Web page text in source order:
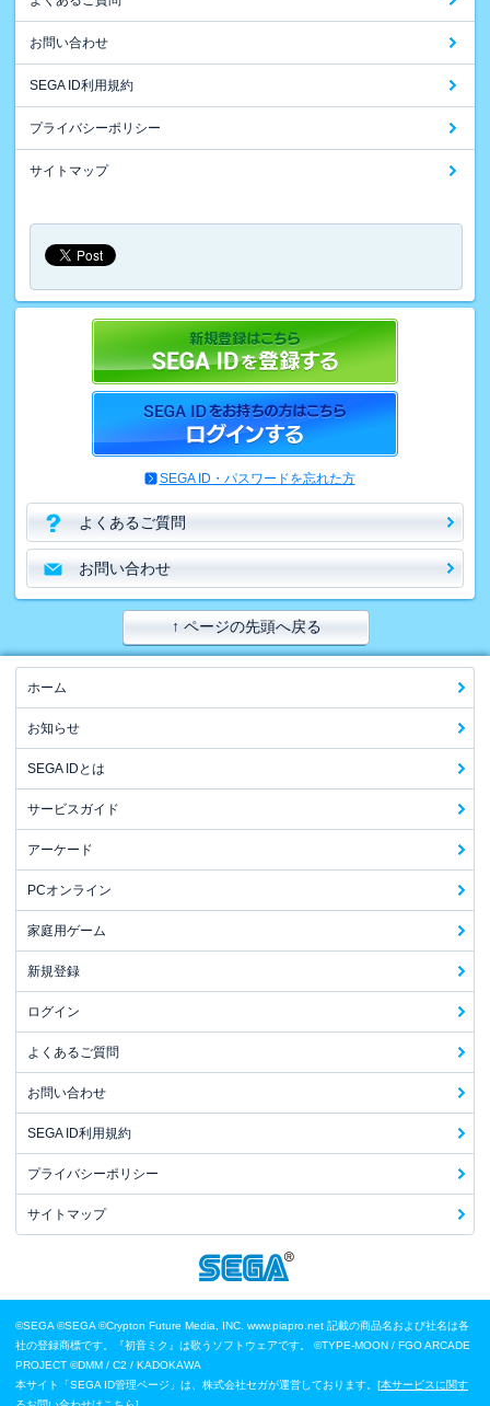
お問い合わせ
SEGA ID利用規約
プライバシーポリシー
サイトマップ
SEGA ID・パスワードを忘れた方
よくあるご質問
お問い合わせ
↑ ページの先頭へ戻る
ホーム
お知らせ
SEGA IDとは
サービスガイド
アーケード
PCオンライン
家庭用ゲーム
新規登録
ログイン
よくあるご質問
お問い合わせ
SEGA ID利用規約
プライバシーポリシー
サイトマップ
©SEGA ©SEGA ©Crypton Future Media, INC. www.piapro.net 記載の商品名および社名は各
社の登録商標です。『初音ミク』は歌うソフトウェアです。
©TYPE-MOON / FGO ARCADE
PROJECT ©DMM / C2 / KADOKAWA
本サイト「SEGA ID管理ページ」は、株式会社セガが運営しております。[本サービスに関す